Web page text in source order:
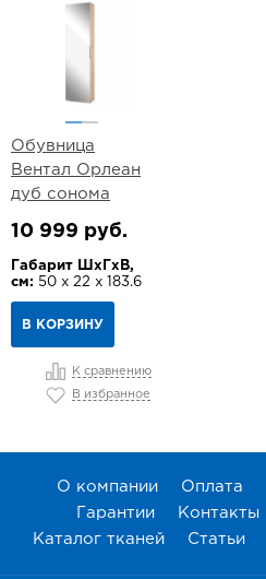
Обувница
Вентал Орлеан
дуб сонома
10 999 руб.
Габарит ШхГхВ,
см: 50 х 22 х 183.6
В КОРЗИНУ
К сравнению
В избранное
О компании Оплата
Гарантии
Контакты
Каталог тканей
Статьи